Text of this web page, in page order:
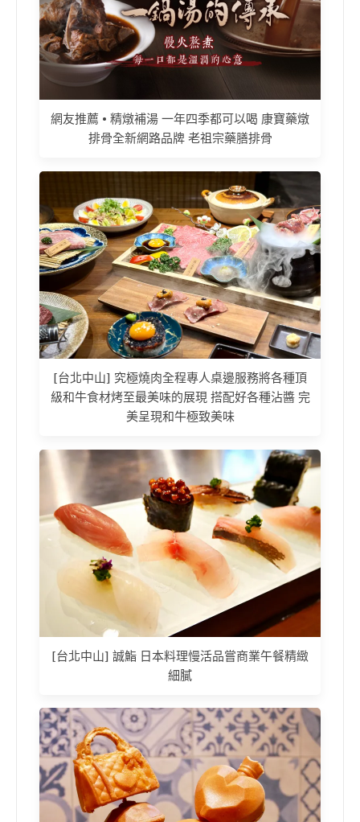
網友推薦 • 精燉補湯 一年四季都可以喝 康寶藥燉
排骨全新網路品牌 老祖宗藥膳排骨
[台北中山] 究極燒肉全程專人桌邊服務將各種頂
級和牛食材烤至最美味的展現 搭配好各種沾醬 完
美呈現和牛極致美味
[台北中山] 誠鮨 日本料理慢活品嘗商業午餐精緻
細膩